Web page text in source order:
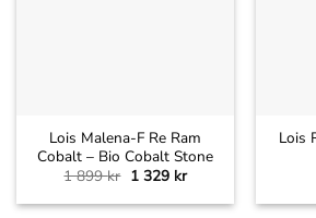
Lois Malena-F Re Ram
Cobalt – Bio Cobalt Stone
1 899kr Det
priset
1 329 krDet
priset
Lois